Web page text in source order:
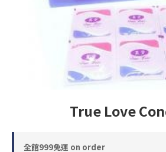
True Love
全館999免運 on order